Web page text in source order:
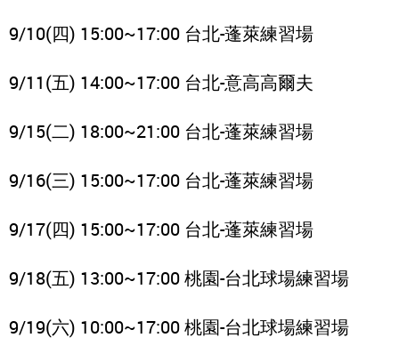
9/10(四) 15:00~17:00 台北-蓬萊練習場
9/11(五) 14:00~17:00 台北-意高高爾夫
9/15(二) 18:00~21:00 台北-蓬萊練習場
9/16(三) 15:00~17:00 台北-蓬萊練習場
9/17(四) 15:00~17:00 台北-蓬萊練習場
9/18(五) 13:00~17:00 桃園-台北球場練習場
9/19(六) 10:00~17:00 桃園-台北球場練習場